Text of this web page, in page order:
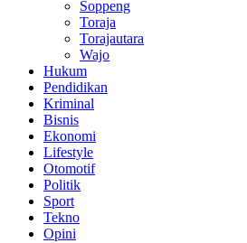
Soppeng
Toraja
Torajautara
Wajo
Hukum
Pendidikan
Kriminal
Bisnis
Ekonomi
Lifestyle
Otomotif
Politik
Sport
Tekno
Opini